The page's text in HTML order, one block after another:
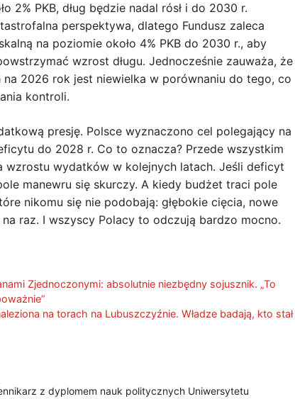
2% PKB, dług będzie nadal rósł i do 2030 r.
perspektywa, dlatego Fundusz zaleca
na poziomie około 4% PKB do 2030 r., aby
wzrost długu. Jednocześnie zauważa, że
na 2026 rok jest niewielka w porównaniu do tego, co
kontroli.
presję. Polsce wyznaczono cel polegający na
do 2028 r. Co to oznacza? Przede wszystkim
wzrostu wydatków w kolejnych latach. Jeśli deficyt
manewru się skurczy. A kiedy budżet traci pole
nikomu się nie podobają: głębokie cięcia, nowe
raz. I wszyscy Polacy to odczują bardzo mocno.
Zjednoczonymi: absolutnie niezbędny sojusznik. „To
na torach na Lubuszczyźnie. Władze badają, kto stał
z dyplomem nauk politycznych Uniwersytetu